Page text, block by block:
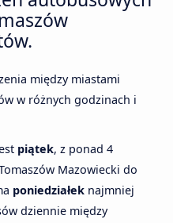
między miastami
w różnych godzinach i
piątek, z ponad 4
Mazowiecki do
poniedziałek najmniej
dziennie między